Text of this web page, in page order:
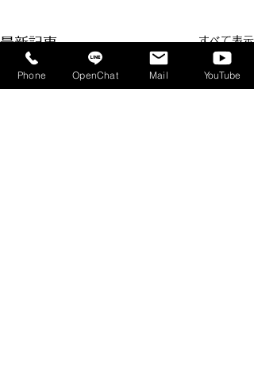
最新記事 すべて表示
Phone OpenChat Mail YouTube